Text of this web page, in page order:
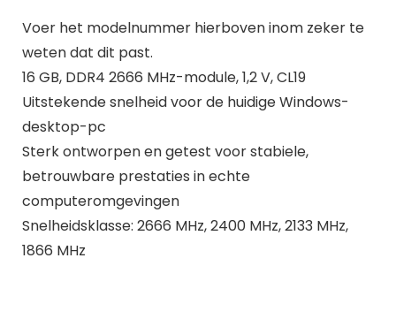
Voer het modelnummer hierboven inom zeker te
weten dat dit past.
16 GB, DDR4 2666 MHz-module, 1,2 V, CL19
Uitstekende snelheid voor de huidige Windows-
desktop-pc
Sterk ontworpen en getest voor stabiele,
betrouwbare prestaties in echte
computeromgevingen
Snelheidsklasse: 2666 MHz, 2400 MHz, 2133 MHz,
1866 MHz